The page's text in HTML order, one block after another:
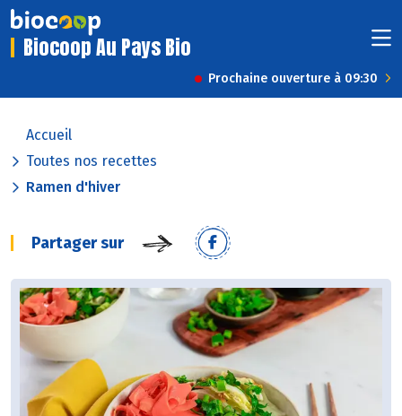
Biocoop Au Pays Bio
Prochaine ouverture à 09:30
Accueil
Toutes nos recettes
Ramen d'hiver
Partager sur